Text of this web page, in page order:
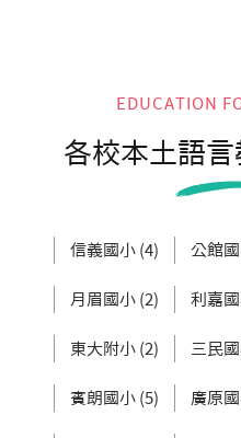
EDUCATION
各校本土語
信義國小 (4) 公館
月眉國小 (2) 利嘉
東大附小 (2) 三民
賓朗國小 (5) 廣原